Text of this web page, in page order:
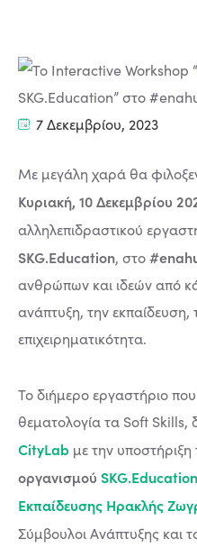
7 Δεκεμβρίου, 2023
Με μεγάλη χαρά θα
Κυριακή, 10 Δεκεμβρίου
αλληλεπιδραστικού
SKG.Education, στο
ανθρώπων και ιδεών από
ανάπτυξη, την εκπαίδευση,
επιχειρηματικότητα.
Το διήμερο εργαστήριο που
θεματολογία τα Soft Skills,
CityLab με την υποστήριξη
οργανισμού SKG.Education
Εκπαίδευσης Ηρακλής
Σύμβουλοι Ανάπτυξης και